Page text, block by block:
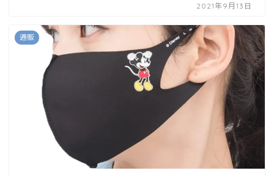
2021年9月13日
通販